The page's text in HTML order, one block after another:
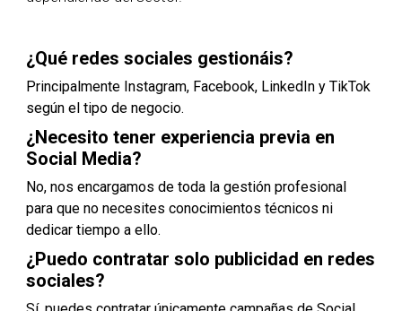
¿Qué redes sociales gestionáis?
Principalmente Instagram, Facebook, LinkedIn y TikTok
según el tipo de negocio.
¿Necesito tener experiencia previa en
Social Media?
No, nos encargamos de toda la gestión profesional
para que no necesites conocimientos técnicos ni
dedicar tiempo a ello.
¿Puedo contratar solo publicidad en redes
sociales?